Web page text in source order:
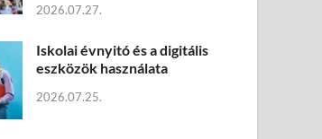
2026.07.27.
Iskolai évnyitó és a digitális
eszközök használata
2026.07.25.